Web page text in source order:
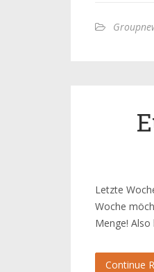
Letzte
Woche
Menge!
Continue